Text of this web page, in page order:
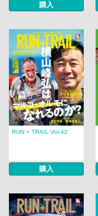
購入
RUN + TRAIL Vol.42
購入